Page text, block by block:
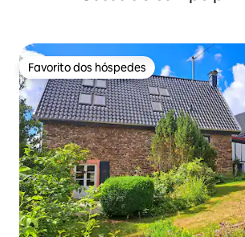
Favorito dos hóspedes
Favorito dos hóspedes